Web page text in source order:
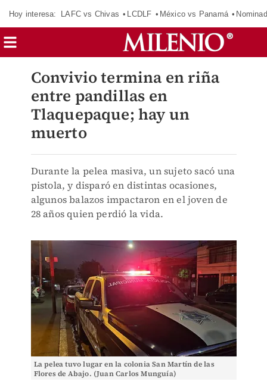
Hoy interesa: LAFC vs Chivas LCDLF México vs Panamá
Convivio termina en riña
entre pandillas en
Tlaquepaque; hay un
muerto
Durante la pelea masiva, un sujeto sacó una
pistola, y disparó en distintas ocasiones,
algunos balazos impactaron en el joven de
28 años quien perdió la vida.
La pelea tuvo lugar en la colonia San Martín de las
Flores de Abajo. (Juan Carlos Munguía)